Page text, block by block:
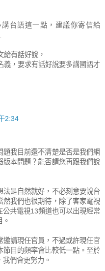
台語這一點，建議你寄信給
給有話好說，
義，要求有話好說要多講國語才
2:34
我目前還不清楚是否是我們網
版本問題？能否請您再跟我們說
是自然就好，不必刻意要說台
我們也很期待，除了客家電視
共電視13頻道也可以出現經常
邀請現任官員，不過或許現任官
節目的頻率會比較低一點。至於
們會更努力。